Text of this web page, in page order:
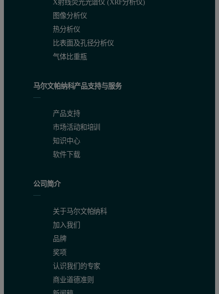
X射线荧光光谱仪 (XRF分析仪)
图像分析仪
热分析仪
比表面及孔径分析仪
气体比重瓶
马尔文帕纳科产品支持与服务
产品支持
市场活动和培训
知识中心
软件下载
公司简介
关于马尔文帕纳科
加入我们
品牌
奖项
认识我们的专家
商业道德准则